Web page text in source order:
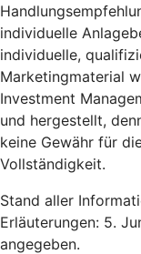
individuelle
individuelle,
Marketingmaterial
Investment
und hergestellt,
keine Gewähr für
Vollständigkeit.
Stand aller
Erläuterungen: 5.
angegeben.